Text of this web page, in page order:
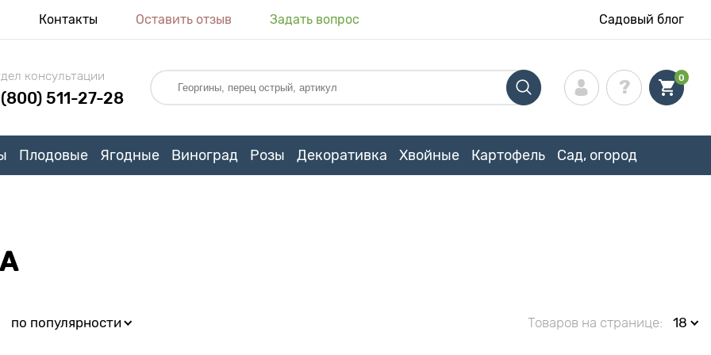
Контакты Оставить отзыв Задать вопрос Садовый блог
консультации
511-27-28
0
Плодовые Ягодные Виноград Розы Декоративка Хвойные Картофель Сад, огород
по популярности Товаров на странице: 18